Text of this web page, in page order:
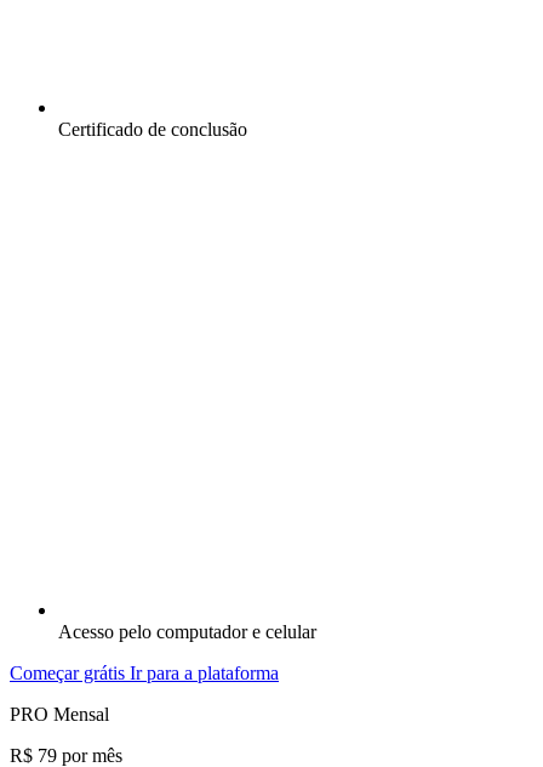
Certificado de conclusão
Acesso pelo computador e celular
Começar grátis Ir para a plataforma
PRO Mensal
R$ 79 por mês